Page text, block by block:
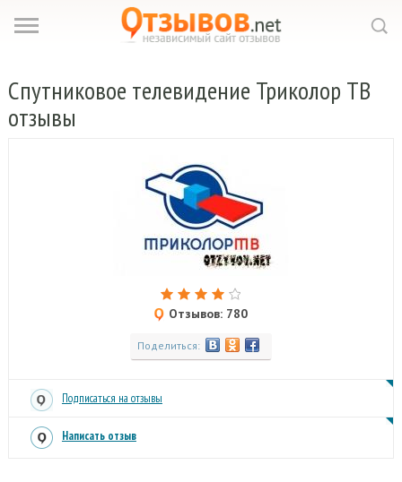
Спутниковое телевидение Триколор ТВ
отзывы
Отзывов: 780
Поделиться:
Подписаться на отзывы
Написать отзыв